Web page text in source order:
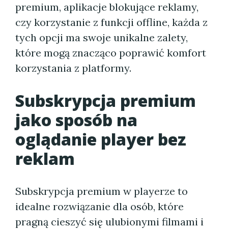
premium, aplikacje blokujące reklamy,
czy korzystanie z funkcji offline, każda z
tych opcji ma swoje unikalne zalety,
które mogą znacząco poprawić komfort
korzystania z platformy.
Subskrypcja premium
jako sposób na
oglądanie player bez
reklam
Subskrypcja premium w playerze to
idealne rozwiązanie dla osób, które
pragną cieszyć się ulubionymi filmami i